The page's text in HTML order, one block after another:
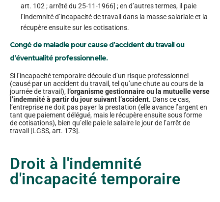
art. 102 ; arrêté du 25-11-1966] ; en d’autres termes, il paie
l’indemnité d’incapacité de travail dans la masse salariale et la
récupère ensuite sur les cotisations.
Congé de maladie pour cause d’accident du travail ou
d’éventualité professionnelle.
Si l’incapacité temporaire découle d’un risque professionnel
(causé par un accident du travail, tel qu’une chute au cours de la
journée de travail), l’organisme gestionnaire ou la mutuelle verse
l’indemnité à partir du jour suivant l’accident. Dans ce cas,
l’entreprise ne doit pas payer la prestation (elle avance l’argent en
tant que paiement délégué, mais le récupère ensuite sous forme
de cotisations), bien qu’elle paie le salaire le jour de l’arrêt de
travail [LGSS, art. 173].
Droit à l'indemnité
d'incapacité temporaire